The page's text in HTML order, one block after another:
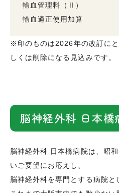
輸血管理料（Ⅱ）
輸血適正使用加算
※印のものは2026年の改訂に
しくは削除になる見込みです。
脳神経外科 日本橋
脳神経外科 日本橋病院は、昭
いご要望にお応えし、
脳神経外科を専門とする病院と